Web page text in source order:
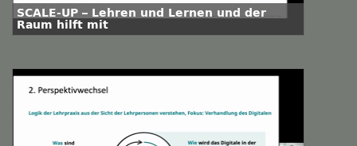
SCALE-UP – Lehren und Lernen und der
Raum hilft mit